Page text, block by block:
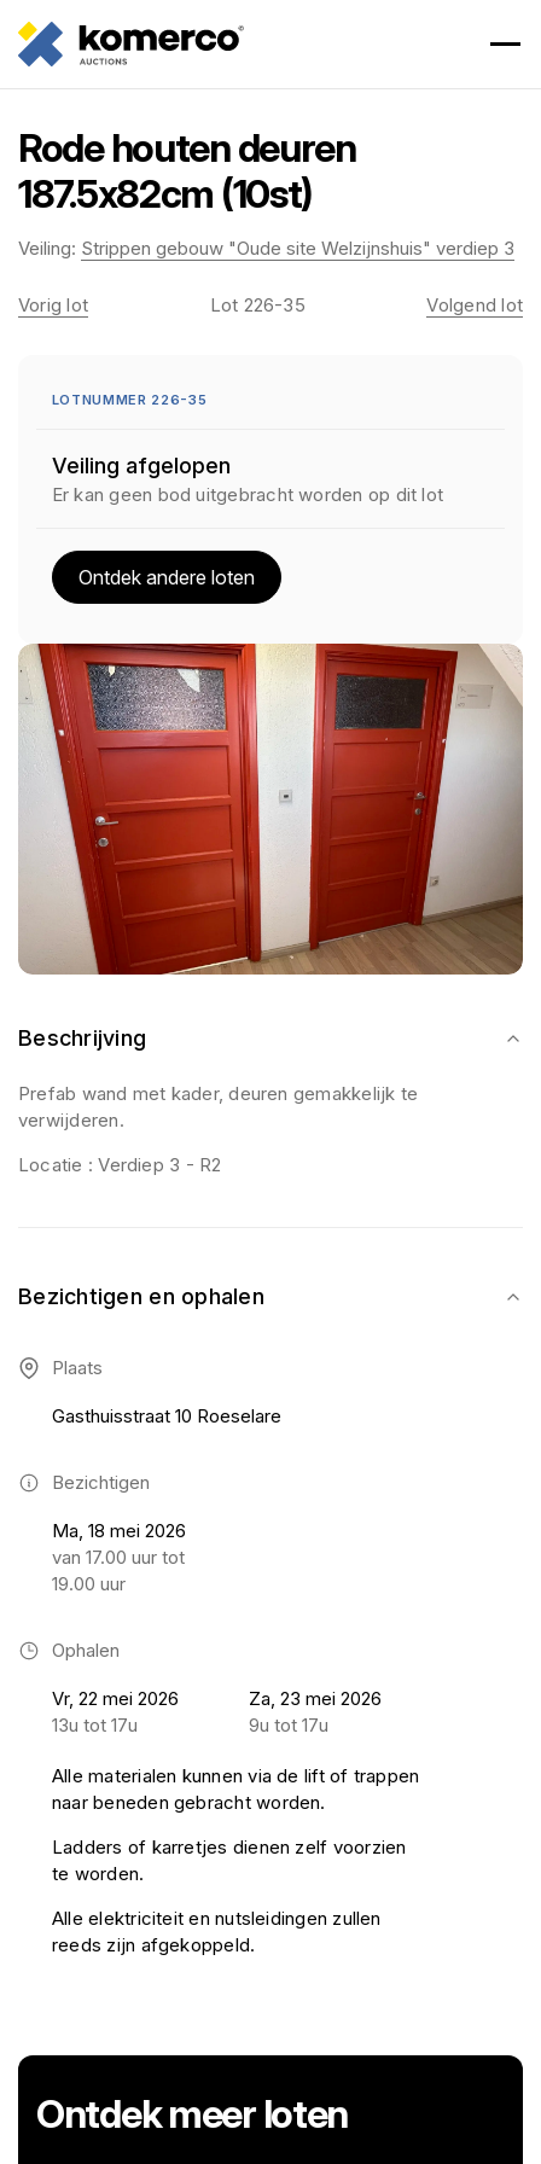
Rode houten deuren
187.5x82cm (10st)
Veiling: Strippen gebouw "Oude site Welzijnshuis" verdiep 3
Beschrijving
Prefab wand met kader, deuren gemakkelijk te
verwijderen.
Locatie : Verdiep 3 - R2
Bezichtigen en ophalen
Plaats
Gasthuisstraat 10 Roeselare
Bezichtigen
Ma, 18 mei 2026
van 17.00 uur tot
19.00 uur
Ophalen
Vr, 22 mei 2026
13u tot 17u
Za, 23 mei 2026
9u tot 17u
Alle materialen kunnen via de lift of trappen
naar beneden gebracht worden.
Ladders of karretjes dienen zelf voorzien
te worden.
Alle elektriciteit en nutsleidingen zullen
reeds zijn afgekoppeld.
Vorig lot Lot 226-35 Volgend lot
LOTNUMMER 226-35
Veiling afgelopen
Er kan geen bod uitgebracht worden op dit lot
Ontdek andere loten
Ontdek meer loten